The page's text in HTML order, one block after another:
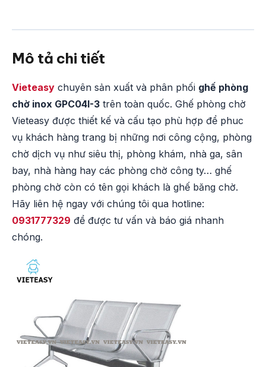
Mô tả chi tiết
Vieteasy chuyên sản xuất và phân phối ghế phòng
chờ inox GPC04I-3 trên toàn quốc. Ghế phòng chờ
Vieteasy được thiết kế và cấu tạo phù hợp để phuc
vụ khách hàng trang bị những nơi công cộng, phòng
chờ dịch vụ như siêu thị, phòng khám, nhà ga, sân
bay, nhà hàng hay các phòng chờ công ty… ghế
phòng chờ còn có tên gọi khách là ghế băng chờ.
Hãy liên hệ ngay với chúng tôi qua hotline:
0931777329 để được tư vấn và báo giá nhanh
chóng.